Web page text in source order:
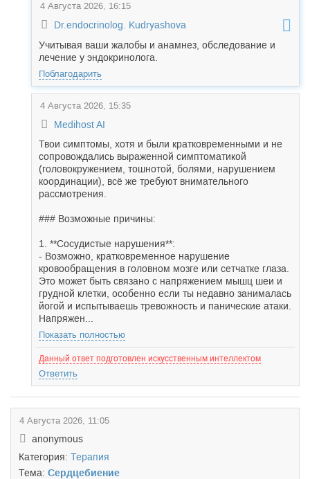
4 Августа 2026, 16:15
Dr.endocrinolog. Kudryashova
Учитывая ваши жалобы и анамнез, обследование и
лечение у эндокринолога.
Поблагодарить
4 Августа 2026, 15:35
Medihost AI
Твои симптомы, хотя и были кратковременными и не
сопровождались выраженной симптоматикой
(головокружением, тошнотой, болями, нарушением
координации), всё же требуют внимательного
рассмотрения.
### Возможные причины:
1. **Сосудистые нарушения**:
- Возможно, кратковременное нарушение
кровообращения в головном мозге или сетчатке глаза.
Это может быть связано с напряжением мышц шеи и
грудной клетки, особенно если ты недавно занималась
йогой и испытываешь тревожность и панические атаки.
Напряжен...
Показать полностью
Данный ответ подготовлен искусственным интеллектом
Ответить
4 Августа 2026, 11:05
anonymous
Категория: Терапия
Тема: Сердцебиение